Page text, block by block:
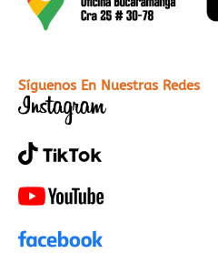
Síguenos En Nuestras Redes